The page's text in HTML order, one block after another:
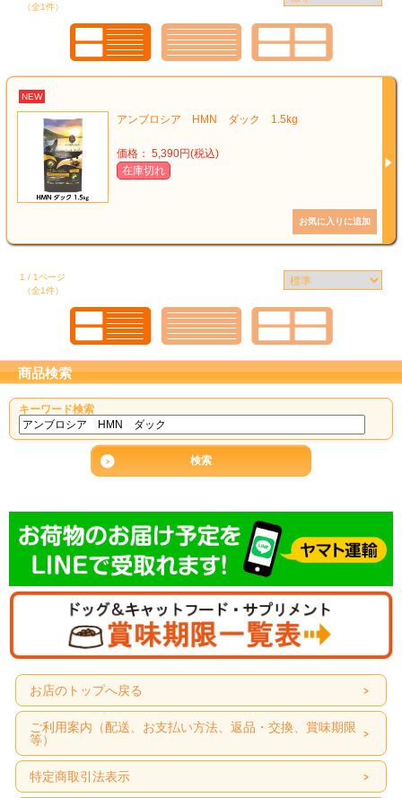
（全1件）
NEW
アンブロシア HMN ダック 1.5kg
価格： 5,390円(税込)
在庫切れ
1 / 1ページ
（全1件）
商品検索
キーワード検索
お店のトップへ戻る
ご利用案内（配送、お支払い方法、返品・交換、賞味期限
等）
特定商取引法表示